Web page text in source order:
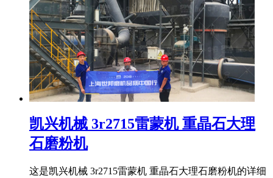
凯兴机械 3r2715雷蒙机 重晶石大理
石磨粉机
这是凯兴机械 3r2715雷蒙机 重晶石大理石磨粉机的详细